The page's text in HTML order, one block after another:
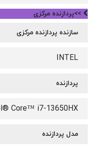
>>پردازنده مرکزی
سازنده پردازنده مرکزی
INTEL
پردازنده
Core™ i7-13650HX
مدل پردازنده